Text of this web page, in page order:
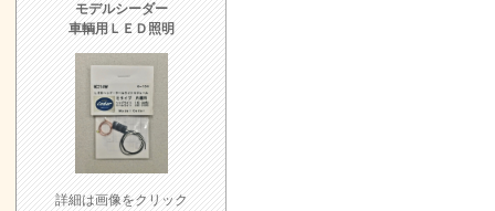
モデルシーダー
車輌用ＬＥＤ照明
詳細は画像をクリック